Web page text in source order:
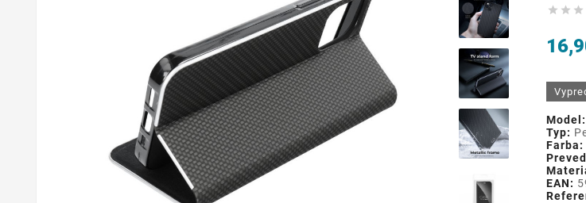
  
Model:
Typ:
Farba:
EAN: